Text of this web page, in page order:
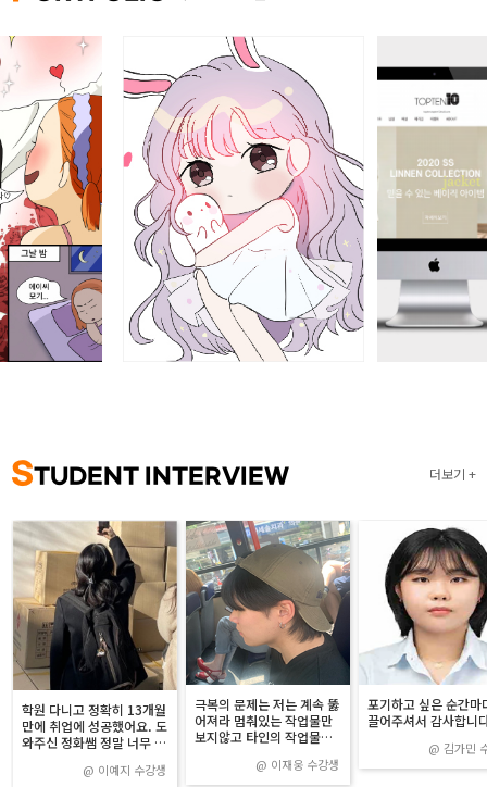
STUDENT INTERVIEW 더보기
학원 다니고 정확히 13개월
만에 취업에 성공했어요. 도
와주신 정화쌤 정말 너무 감
@ 이예지 수강생
극복의 문제는 저는 계속 뚫
어져라 멈춰있는 작업물만
보지않고 타인의 작업물이
이 얻는 것 같습니다.
@ 이재웅 수강생
포기하고 싶은 순간마
끌어주셔서 감사합니
@ 김가민